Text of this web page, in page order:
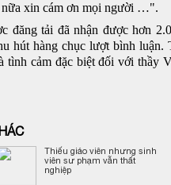
nữa xin cám ơn mọi người …".
đăng tải đã nhận được hơn
hút hàng chục lượt bình luận.
tình cảm đặc biệt đối với thầy
Thiếu giáo viên nhưng sinh
viên sư phạm vẫn thất
nghiệp